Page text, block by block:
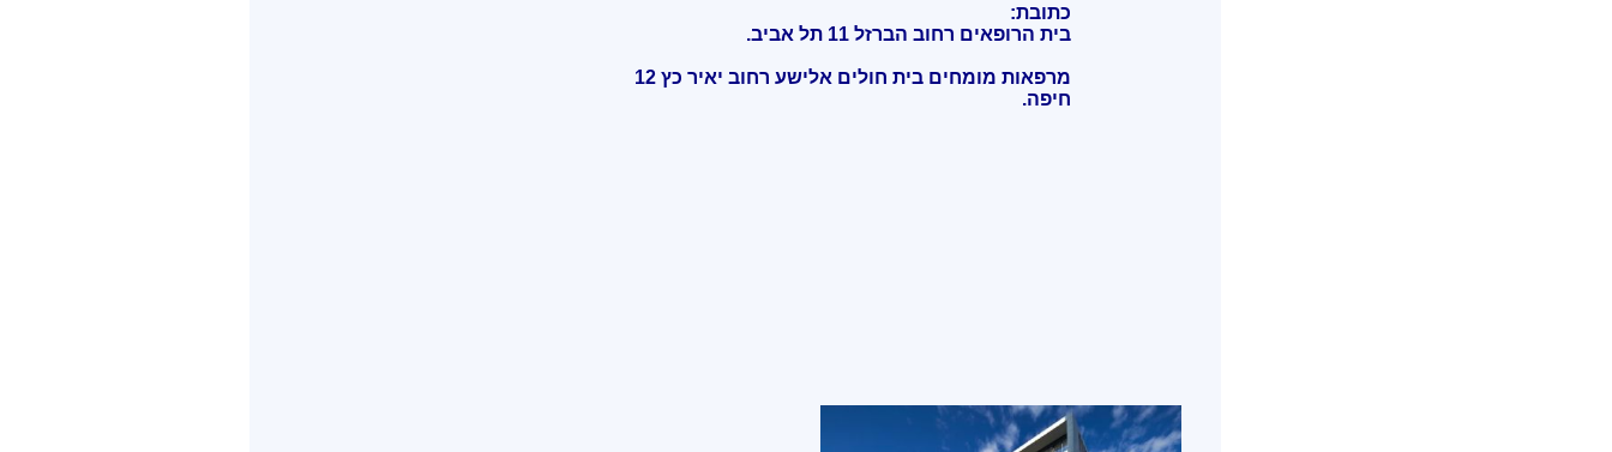
כתובת:
בית הרופאים רחוב הברזל 11 תל אביב.
מרפאות מומחים בית חולים אלישע רחוב יאיר כץ 12
חיפה.